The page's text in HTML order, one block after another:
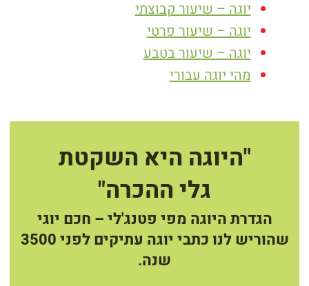
יוגה – שיעור קבוצתי
יוגה – שיעור פרטי
יוגה – שיעור בטבע
מהי יוגה עבורי
"היוגה היא השקטת
גלי ההכרה"
הגדרת היוגה מפי פטנג'לי – חכם יוגי
שהוריש לנו כתבי יוגה עתיקים לפני 3500
שנה.